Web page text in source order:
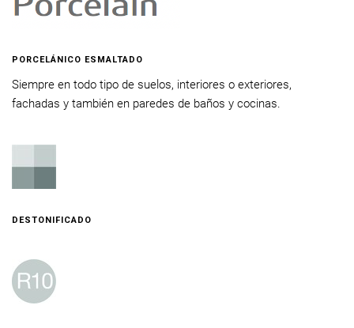
PORCELÁNICO ESMALTADO
Siempre en todo tipo de suelos, interiores o exteriores,
fachadas y también en paredes de baños y cocinas.
DESTONIFICADO